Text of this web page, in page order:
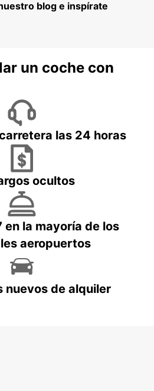
blog e inspírate
un coche con
las 24 horas
ocultos
la mayoría de los
aeropuertos
nuevos de alquiler